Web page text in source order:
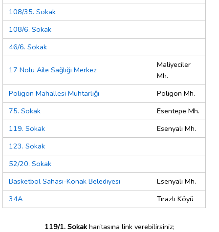
108/35. Sokak
108/6. Sokak
46/6. Sokak
17 Nolu Aile Sağlığı Merkez
Maliyeciler
Mh.
Poligon Mahallesi Muhtarlığı
Poligon Mh.
75. Sokak
Esentepe Mh.
119. Sokak
Esenyalı Mh.
123. Sokak
52/20. Sokak
Basketbol Sahası-Konak Belediyesi
Esenyalı Mh.
34A
Tırazlı Köyü
119/1. Sokak haritasına link verebilirsiniz;